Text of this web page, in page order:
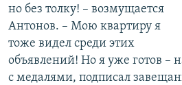
но без толку! – возмущается
Антонов. – Мою квартиру я
тоже видел среди этих
объявлений! Но я уже готов –
с медалями, подписал